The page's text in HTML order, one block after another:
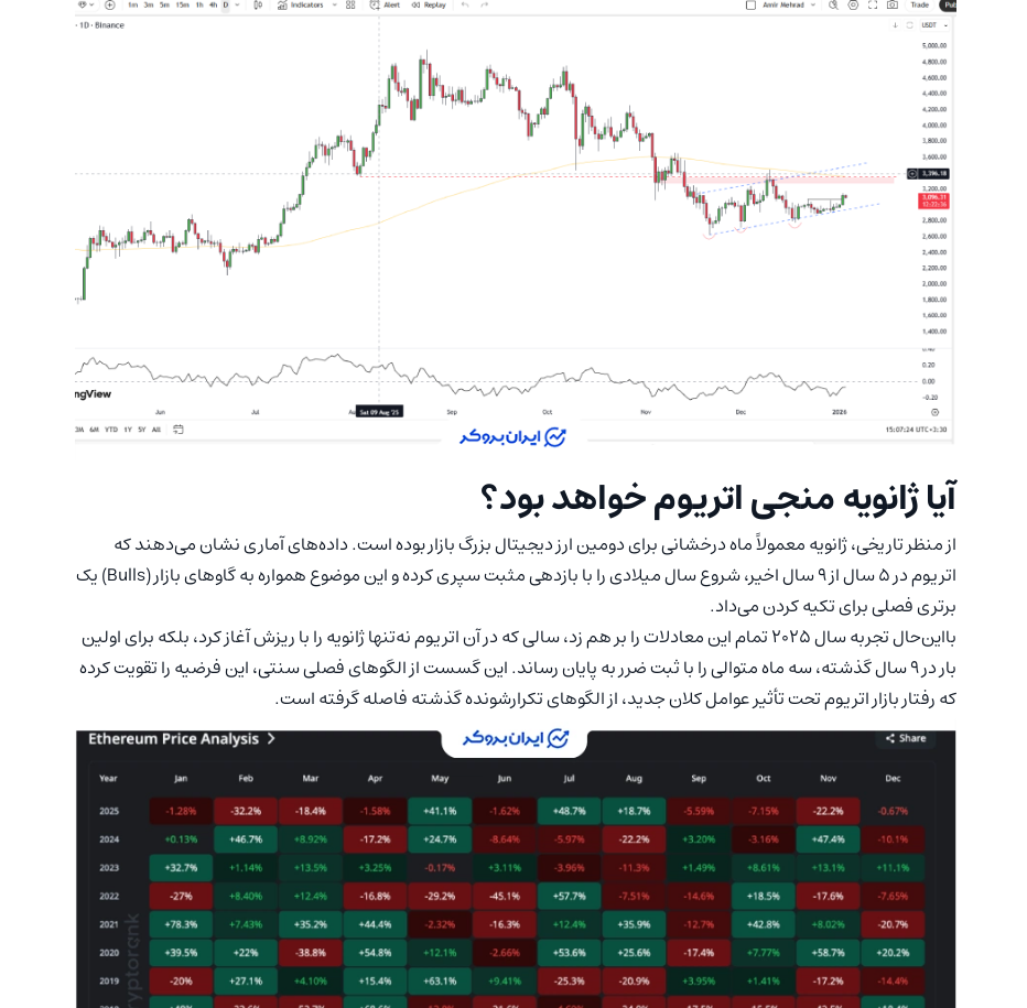
آیا ژانویه منجی اتریوم خواهد بود؟
از منظر تاریخی، ژانویه معمولاً ماه درخشانی برای دومین ارز دیجیتال بزرگ بازار بوده است. داده‌های آماری نشان می‌دهند که
اتریوم در ۵ سال از ۹ سال اخیر، شروع سال میلادی را با بازدهی مثبت سپری کرده و این موضوع همواره به گاوهای بازار (Bulls) یک
برتری فصلی برای تکیه کردن می‌داد.
بااین‌حال تجربه سال ۲۰۲۵ تمام این معادلات را بر هم زد، سالی که در آن اتریوم نه‌تنها ژانویه را با ریزش آغاز کرد، بلکه برای اولین
بار در ۹ سال گذشته، سه ماه متوالی را با ثبت ضرر به پایان رساند. این گسست از الگوهای فصلی سنتی، این فرضیه را تقویت کرده
که رفتار بازار اتریوم تحت تأثیر عوامل کلان جدید، از الگوهای تکرارشونده گذشته فاصله گرفته است.